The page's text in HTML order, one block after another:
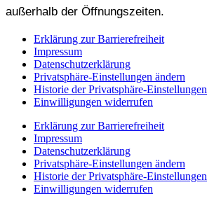
außerhalb der Öffnungszeiten.
Erklärung zur Barrierefreiheit
Impressum
Datenschutzerklärung
Privatsphäre-Einstellungen ändern
Historie der Privatsphäre-Einstellungen
Einwilligungen widerrufen
Erklärung zur Barrierefreiheit
Impressum
Datenschutzerklärung
Privatsphäre-Einstellungen ändern
Historie der Privatsphäre-Einstellungen
Einwilligungen widerrufen